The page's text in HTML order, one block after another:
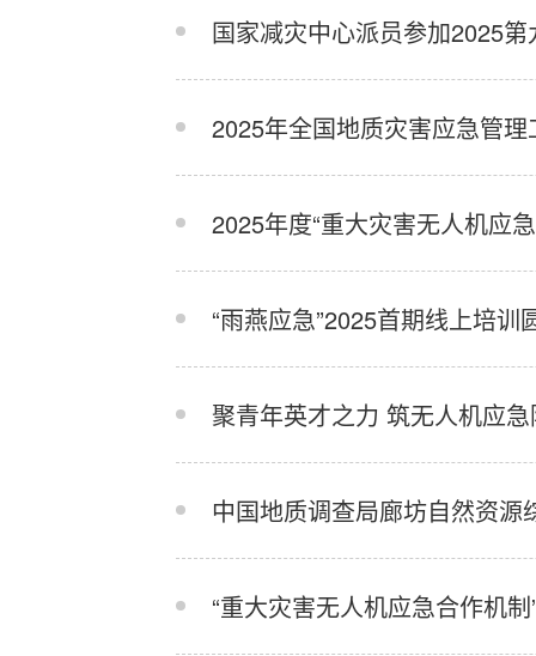
国家减灾中心派员参加2025
2025年全国地质灾害应急管
2025年度“重大灾害无人机应
“雨燕应急”2025首期线上培
聚青年英才之力 筑无人机应
中国地质调查局廊坊自然资
“重大灾害无人机应急合作机